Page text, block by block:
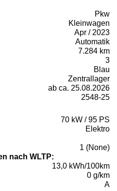
Pkw
Kleinwagen
Apr / 2023
Automatik
7.284 km
3
Blau
Zentrallager
ab ca. 25.08.2026
2548-25
70 kW / 95 PS
Elektro
1 (None)
nach WLTP:
13,0 kWh/100km
0 g/km
A